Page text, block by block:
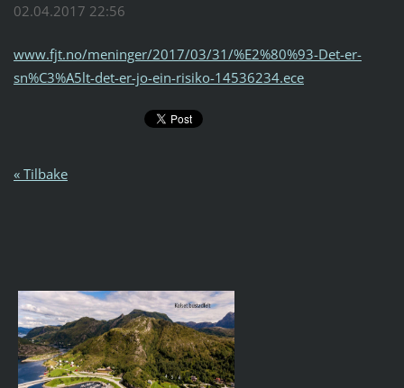
02.04.2017 22:56
www.fjt.no/meninger/2017/03/31/%E2%80%93-Det-er-
sn%C3%A5lt-det-er-jo-ein-risiko-14536234.ece
« Tilbake